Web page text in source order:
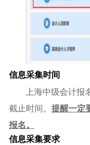
信息采集时间
上海中级会计
截止时间。 提醒一定
报名。
信息采集要求